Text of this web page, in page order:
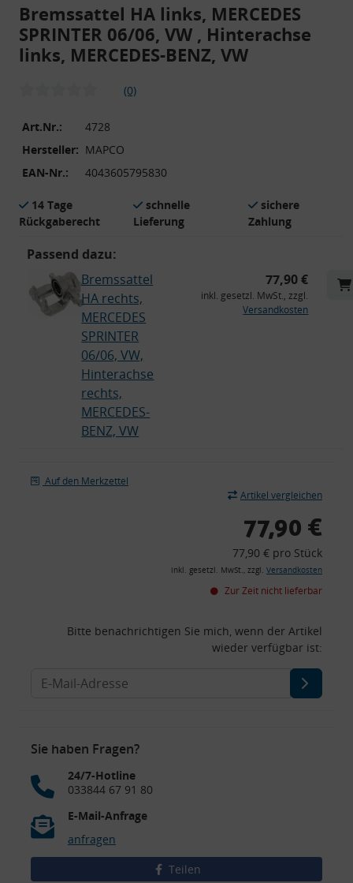
Bremssattel HA links, MERCEDES
SPRINTER 06/06, VW , Hinterachse
links, MERCEDES-BENZ, VW
(0)
Art.Nr.:
4728
Hersteller: MAPCO
EAN-Nr.:
4043605795830
14 Tage
Rückgaberecht
schnelle
Lieferung
sichere
Zahlung
Passend dazu:
Bremssattel
HA rechts,
MERCEDES
SPRINTER
06/06, VW,
Hinterachse
rechts,
MERCEDES-
BENZ, VW
77,90 €
inkl. gesetzl. MwSt., zzgl.
Versandkosten
Auf den Merkzettel
Artikel vergleichen
77,90 €
77,90 € pro Stück
inkl. gesetzl. MwSt., zzgl. Versandkosten
Zur Zeit nicht lieferbar
Bitte benachrichtigen Sie mich, wenn der Artikel
wieder verfügbar ist:
Sie haben Fragen?
24/7-Hotline
033844 67 91 80
E-Mail-Anfrage
anfragen
Teilen